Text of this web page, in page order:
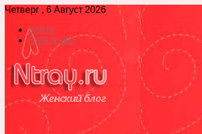
Четверг , 6 Август 2026
Войти
Switch skin